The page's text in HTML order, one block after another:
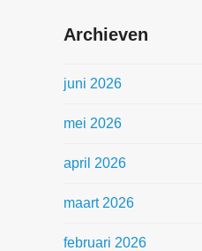
Archieven
juni 2026
mei 2026
april 2026
maart 2026
februari 2026